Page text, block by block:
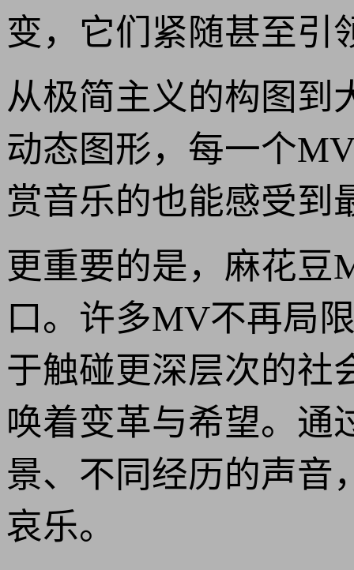
变，它们紧随甚至引
从极简主义的构图到
动态图形，每一个
赏音乐的也能感受到
更重要的是，麻花豆
口。许多MV不再局
于触碰更深层次的社
唤着变革与希望。通
景、不同经历的声音
哀乐。